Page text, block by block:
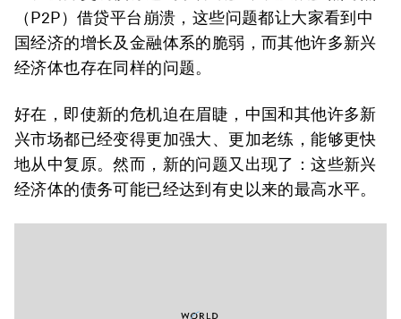
（P2P）借贷平台崩溃，这些问题都让大家看到中
国经济的增长及金融体系的脆弱，而其他许多新兴
经济体也存在同样的问题。
好在，即使新的危机迫在眉睫，中国和其他许多新
兴市场都已经变得更加强大、更加老练，能够更快
地从中复原。然而，新的问题又出现了：这些新兴
经济体的债务可能已经达到有史以来的最高水平。